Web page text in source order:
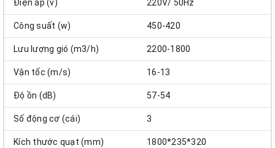
Điện áp (v) 220V/ 50Hz
Công suất (w) 450-420
Lưu lượng gió (m3/h) 2200-1800
Vận tốc (m/s) 16-13
Độ ồn (dB) 57-54
Số động cơ (cái) 3
Kích thước quạt (mm) 1800*235*320